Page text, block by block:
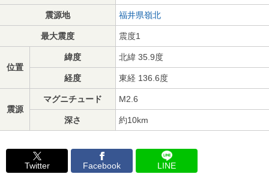
震源地 福井県嶺北
最大震度 震度1
位置
緯度 北緯 35.9度
経度 東経 136.6度
震源
マグニチュード M2.6
深さ 約10km
Twitter Facebook LINE